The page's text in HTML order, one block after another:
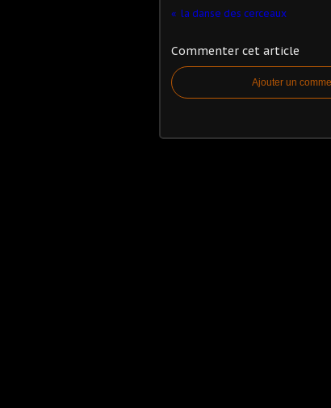
la danse des cerceaux
Commenter cet article
Ajouter un